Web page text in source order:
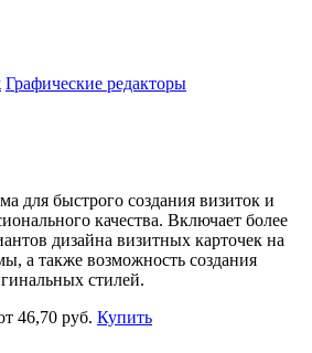
Графические редакторы
для быстрого создания визиток и
качества. Включает более
дизайна визитных карточек на
а также возможность создания
стилей.
46,70 руб. Купить